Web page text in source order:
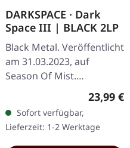
DARKSPACE · Dark
Space III | BLACK 2LP
Black Metal. Veröffentlicht
am 31.03.2023, auf
Season Of Mist.
Schwarzes Doppel-Vinyl
Darkspace, das
rätselhafte Schweizer…
23,99 €
Sofort verfügbar,
Lieferzeit: 1-2 Werktage